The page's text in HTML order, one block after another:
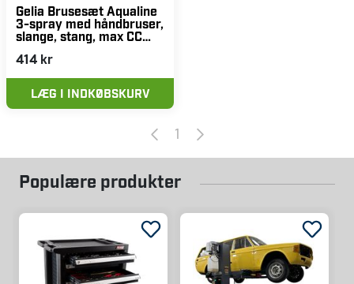
Gelia Brusesæt Aqualine
3-spray med håndbruser,
slange, stang, max CC
414 kr
LÆG I INDKØBSKURV
1
Populære produkter